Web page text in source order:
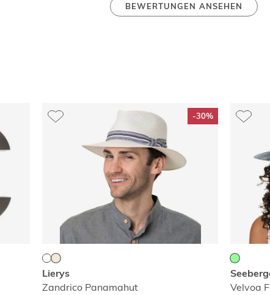
BEWERTUNGEN ANSEHEN
-30%
Lierys
Zandrico Panamahut
Velvoa